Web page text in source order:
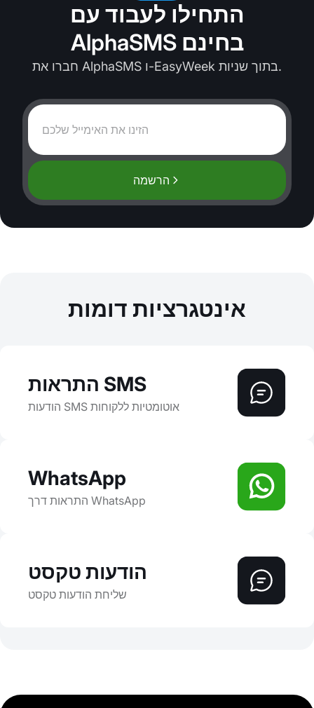
התחילו לעבוד עם
AlphaSMS בחינם
חברו את AlphaSMS ו-EasyWeek בתוך שניות.
הרשמה
אינטגרציות דומות
התראות SMS
הודעות SMS אוטומטיות ללקוחות
WhatsApp
התראות דרך WhatsApp
הודעות טקסט
שליחת הודעות טקסט